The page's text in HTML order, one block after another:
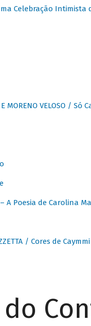
Uma Celebração
MORENO VELOSO / Só
A Poesia de Carolina
/ Cores de Caymmi